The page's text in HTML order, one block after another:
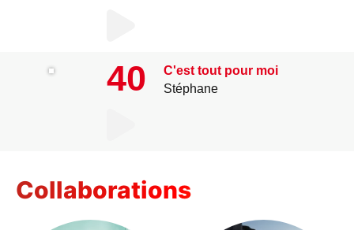
40
C'est tout pour moi
Stéphane
Collaborations